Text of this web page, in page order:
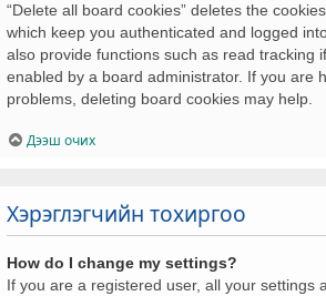
“Delete all board cookies” deletes the
which keep you authenticated and logged
also provide functions such as read tracking
enabled by a board administrator. If you are
problems, deleting board cookies may help.
Дээш очих
Хэрэглэгчийн тохиргоо
How do I change my settings?
If you are a registered user, all your settings